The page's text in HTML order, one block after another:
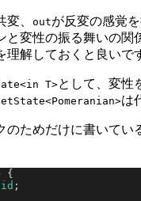
変、 outが反変の感覚
と変性の振る舞いの関
解しておくと良いで
T>として、変性
は
のためだけに書いて
{
;